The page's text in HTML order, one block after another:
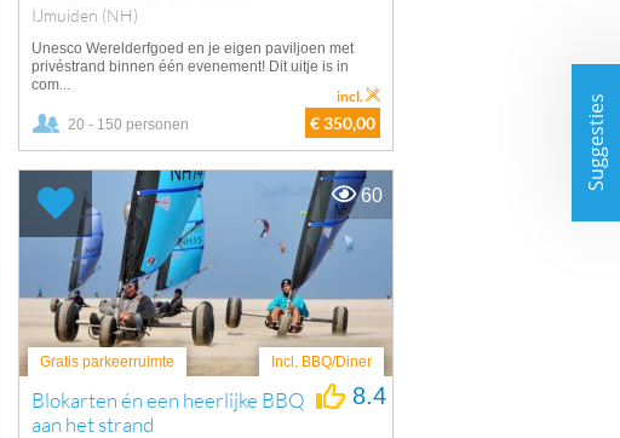
IJmuiden (NH)
Unesco Werelderfgoed en je eigen paviljoen met
privéstrand binnen één evenement! Dit uitje is in
com...
20 - 150 personen € 350,00
incl.
Gratis parkeerruimte Incl. BBQ/Diner
Blokarten én een heerlijke BBQ
aan het strand
8.4
60
Suggesties